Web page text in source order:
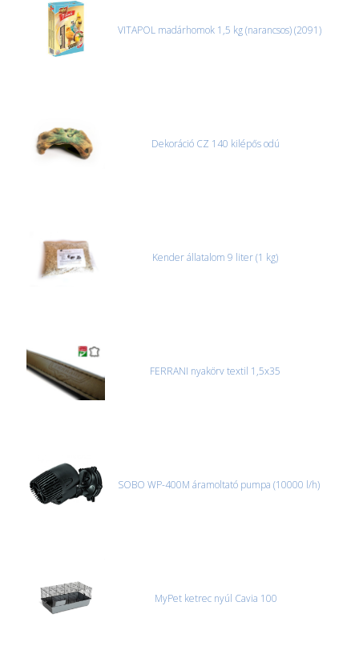
úgyhogy előre egyeztetni kell mindenképpen.
CSOMAG ÁTVÉTELE
és azonnal eljutott hozzánk az információ.
VITAPOL madárhomok 1,5 kg (narancsos) (2091)
Dekoráció CZ 140 kilépős odú
Kender állatalom 9 liter (1 kg)
FERRANI nyakörv textil 1,5x35
SOBO WP-400M áramoltató pumpa (10000 l/h)
MyPet ketrec nyúl Cavia 100